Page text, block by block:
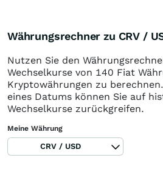
Währungsrechner zu CRV /
Nutzen Sie den
Wechselkurse von 140 Fiat
Kryptowährungen zu
eines Datums können Sie auf
Wechselkurse zurückgreifen.
Meine Währung
CRV / USD